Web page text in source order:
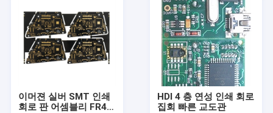
이머젼 실버 SMT 인쇄
회로 판 어셈블리 FR4
HDI 4 층 연성 인쇄 회로
집회 빠른 교도관